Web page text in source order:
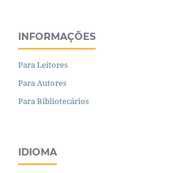
INFORMAÇÕES
Para Leitores
Para Autores
Para Bibliotecários
IDIOMA